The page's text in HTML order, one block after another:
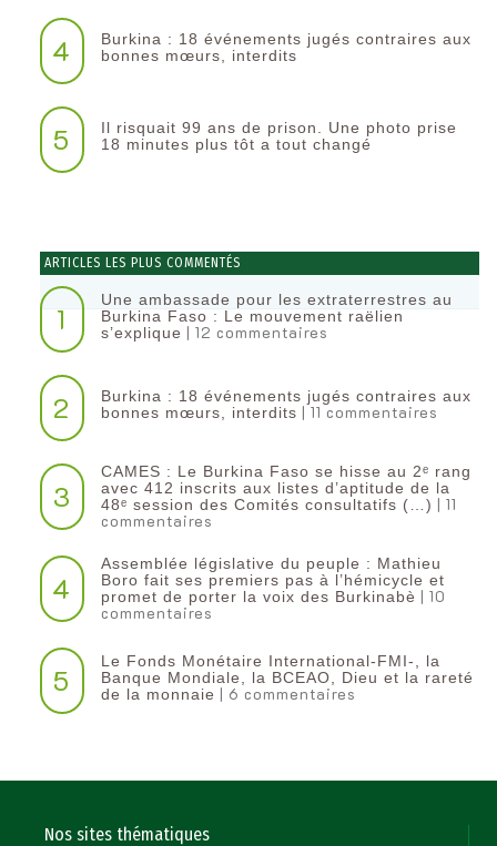
4
Burkina : 18 événements jugés contraires aux
bonnes mœurs, interdits
5
Il risquait 99 ans de prison. Une photo prise
18 minutes plus tôt a tout changé
ARTICLES LES PLUS COMMENTÉS
1
Une ambassade pour les extraterrestres au
Burkina Faso : Le mouvement raëlien
s’explique | 12 commentaires
2
Burkina : 18 événements jugés contraires aux
bonnes mœurs, interdits | 11 commentaires
3
CAMES : Le Burkina Faso se hisse au 2ᵉ rang
avec 412 inscrits aux listes d’aptitude de la
48ᵉ session des Comités consultatifs (…) | 11
commentaires
4
Assemblée législative du peuple : Mathieu
Boro fait ses premiers pas à l’hémicycle et
promet de porter la voix des Burkinabè | 10
commentaires
5
Le Fonds Monétaire International-FMI-, la
Banque Mondiale, la BCEAO, Dieu et la rareté
de la monnaie | 6 commentaires
Nos sites thématiques